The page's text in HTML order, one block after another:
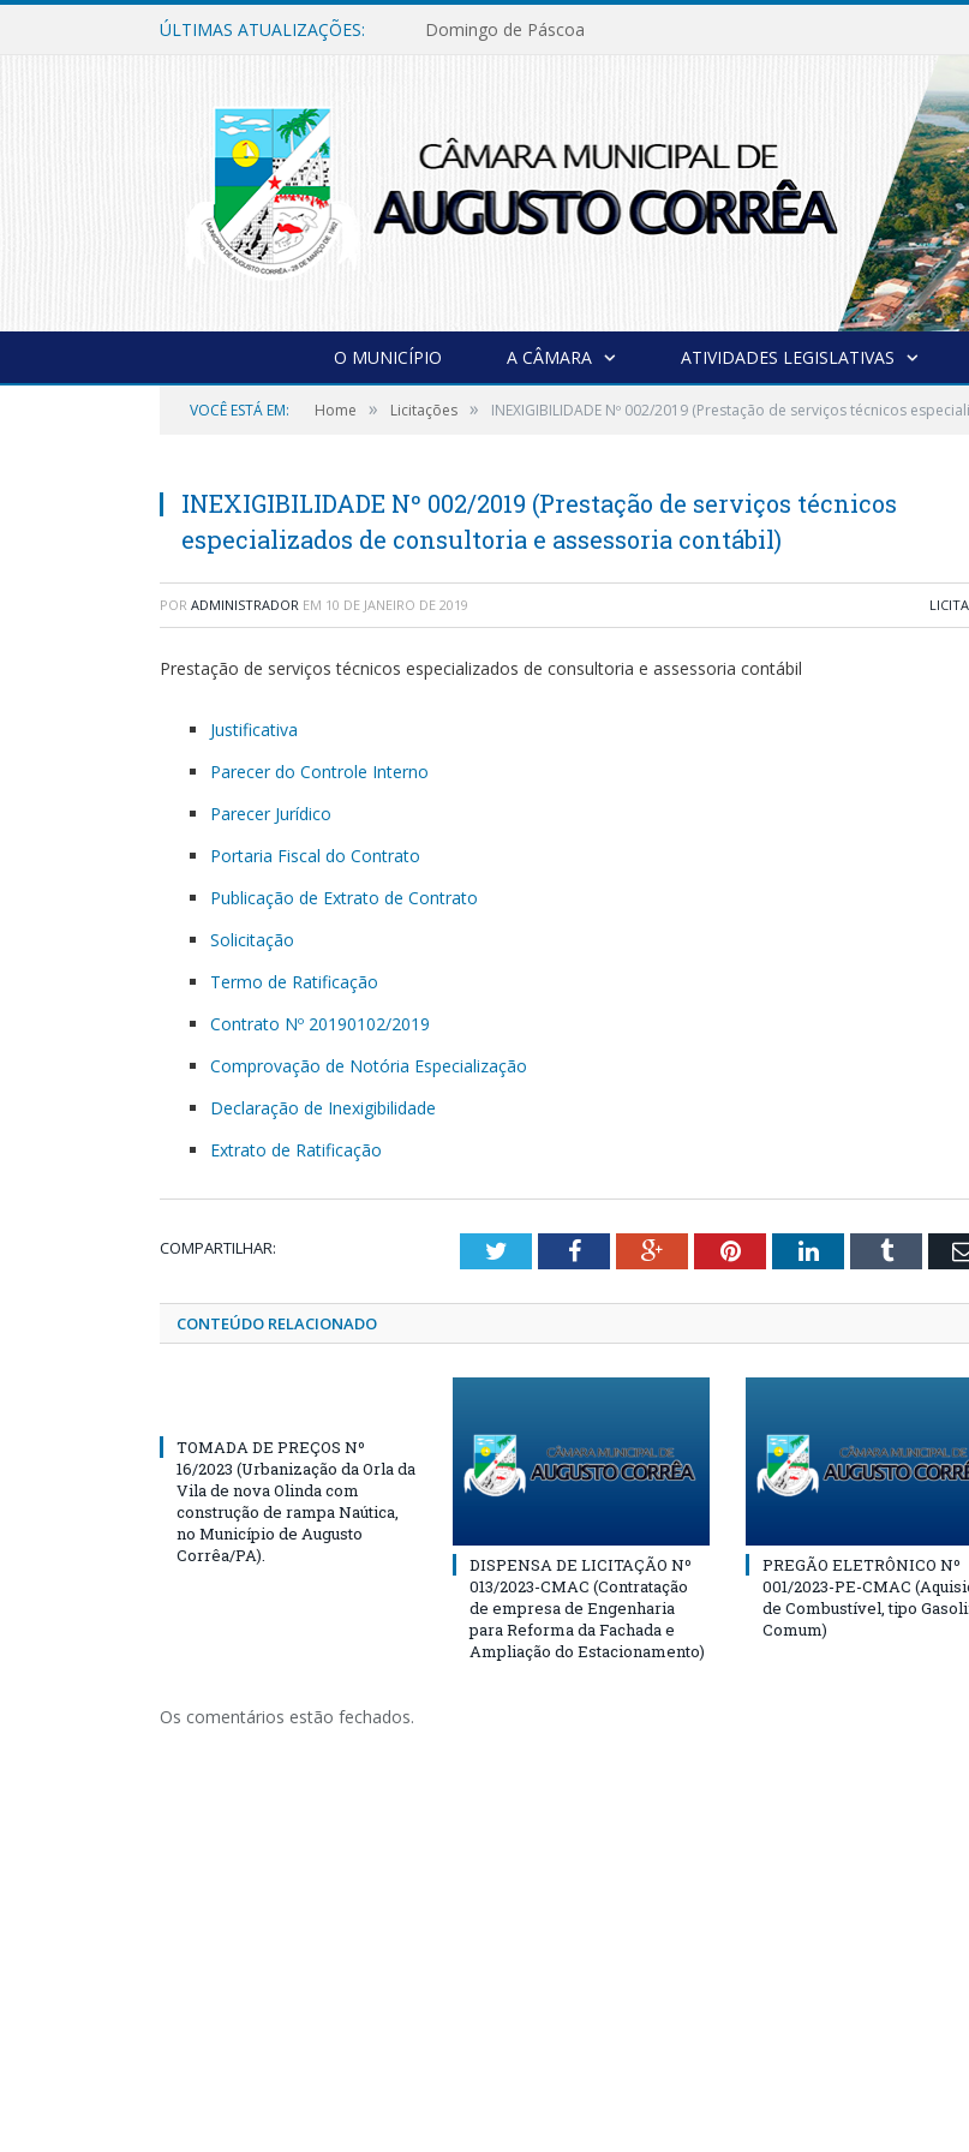
ÚLTIMAS ATUALIZAÇÕES: Domingo de Páscoa
O MUNICÍPIO A CÂMARA ATIVIDADES LEGISLATIVAS
VOCÊ ESTÁ EM: Home » Licitações » INEXIGIBILIDADE Nº 002/2019 (Prestação de serviços técnicos
INEXIGIBILIDADE Nº 002/2019 (Prestação de serviços técnicos
especializados de consultoria e assessoria contábil)
POR ADMINISTRADOR EM 10 DE JANEIRO DE 2019
Prestação de serviços técnicos especializados de consultoria e assessoria contábil
Justificativa
Parecer do Controle Interno
Parecer Jurídico
Portaria Fiscal do Contrato
Publicação de Extrato de Contrato
Solicitação
Termo de Ratificação
Contrato Nº 20190102/2019
Comprovação de Notória Especialização
Declaração de Inexigibilidade
Extrato de Ratificação
COMPARTILHAR: TwitterFacebookGoogle+PinterestLinkedInTumblr
CONTEÚDO RELACIONADO
TOMADA DE PREÇOS Nº
16/2023 (Urbanização da Orla da
Vila de nova Olinda com
construção de rampa Naútica,
no Município de Augusto
Corrêa/PA).
DISPENSA DE LICITAÇÃO Nº
013/2023-CMAC (Contratação
de empresa de Engenharia
para Reforma da Fachada e
Ampliação do Estacionamento)
PREGÃO ELETRÔNICO Nº
001/2023-PE-CMAC
de Combustível, tipo
Comum)
Os comentários estão fechados.